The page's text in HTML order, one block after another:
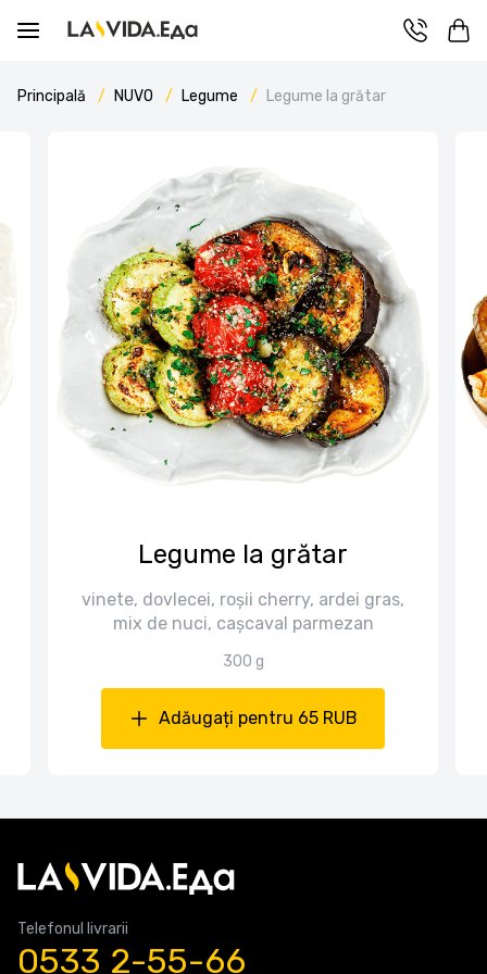
Principală NUVO Legume Legume la grătar
Legume la grătar
vinete, dovlecei, roșii cherry, ardei gras,
mix de nuci, cașcaval parmezan
300 g
Adăugați pentru 65 RUB
Telefonul livrarii
0533 2-55-66